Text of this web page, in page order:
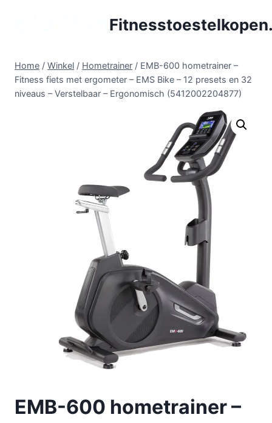
Home / Winkel / Hometrainer / EMB-600 hometrainer –
Fitness fiets met ergometer – EMS Bike – 12 presets en 32
niveaus – Verstelbaar – Ergonomisch (5412002204877)
EMB-600 hometrainer –